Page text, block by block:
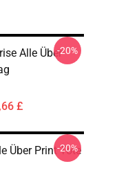
Alle Über
£
-20%
Über Print Tote
-20%